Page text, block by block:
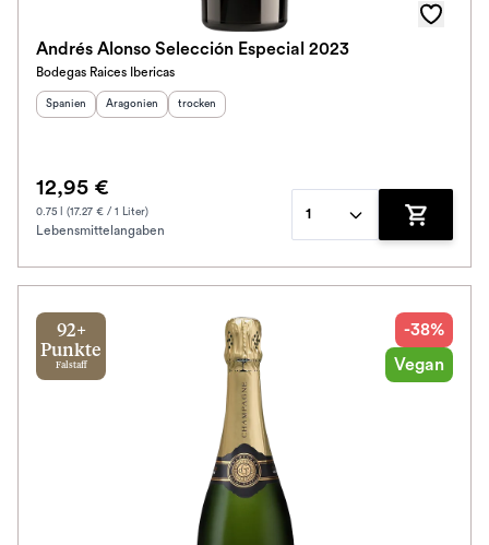
Andrés Alonso Selección Especial 2023
Bodegas Raices Ibericas
Herkunftsland:
Spanien Herkunftsregion:
Aragonien Geschmack
trocken
12,95 €
0.75 l (17.27 € / 1 Liter)
Lebensmittelangaben
1
Zum
92+
Punkte
Falstaff
-38%
Vegan